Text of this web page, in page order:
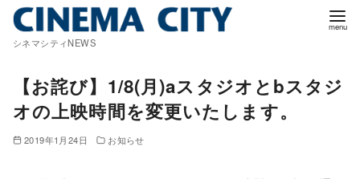
シネマシティNEWS
【お詫び】1/8(月)aスタジオとbスタジ
オの上映時間を変更いたします。
2019年1月24日 お知らせ